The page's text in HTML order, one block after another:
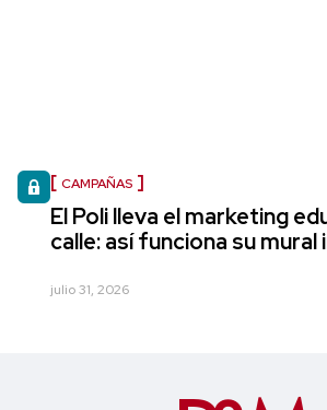
CAMPAÑAS
El Poli lleva el marketing
calle: así funciona su
julio 31, 2026